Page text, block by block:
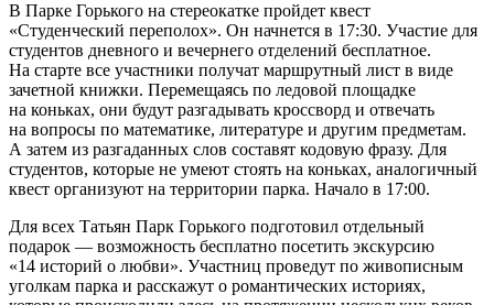
В Парке Горького на стереокатке пройдет квест
«Студенческий переполох». Он начнется в 17:30. Участие для
студентов дневного и вечернего отделений бесплатное.
На старте все участники получат маршрутный лист в виде
зачетной книжки. Перемещаясь по ледовой площадке
на коньках, они будут разгадывать кроссворд и отвечать
на вопросы по математике, литературе и другим предметам.
А затем из разгаданных слов составят кодовую фразу. Для
студентов, которые не умеют стоять на коньках, аналогичный
квест организуют на территории парка. Начало в 17:00.
Для всех Татьян Парк Горького подготовил отдельный
подарок — возможность бесплатно посетить экскурсию
«14 историй о любви». Участниц проведут по живописным
уголкам парка и расскажут о романтических историях,